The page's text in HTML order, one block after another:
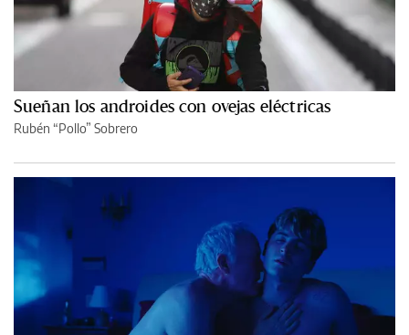
Sueñan los androides con ovejas eléctricas
Rubén “Pollo” Sobrero